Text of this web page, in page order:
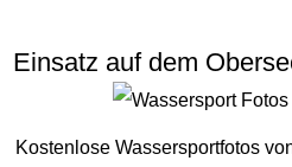
Einsatz auf dem
Kostenlose Wassersportfotos